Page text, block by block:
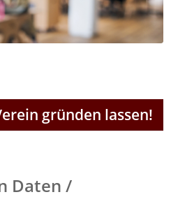
gründen lassen!
Daten /